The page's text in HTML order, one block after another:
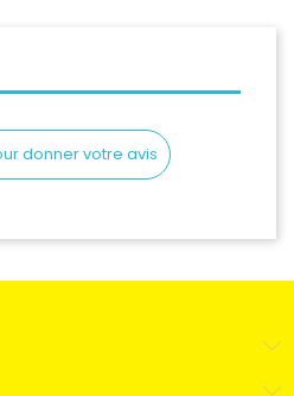
donner votre avis